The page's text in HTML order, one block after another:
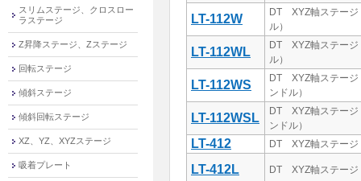
LT-112W
DT XYZ軸ステー
ル）
LT-112WL
DT XYZ軸ステー
ル）
LT-112WS
DT XYZ軸ステー
ンドル）
LT-112WSL
DT XYZ軸ステー
ンドル）
LT-412 DT XYZ軸ステー
LT-412L DT XYZ軸ステー
スリムステージ、クロスロー
ラステージ
Z昇降ステージ、Zステージ
回転ステージ
傾斜ステージ
傾斜回転ステージ
XZ、YZ、XYZステージ
吸着プレート